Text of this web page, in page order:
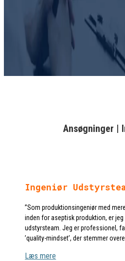
Ansøgninger |
Ingeniør
”Som produktionsingeniør med
inden for aseptisk produktion, er
udstyrsteam. Jeg er professionel,
’quality-mindset’, der stemmer
Læs mere